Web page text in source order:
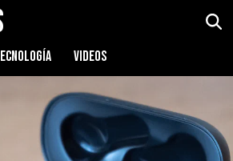
VIDEOS
Ver precio